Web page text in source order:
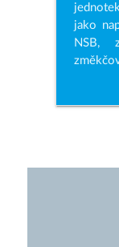
jako
NSB,